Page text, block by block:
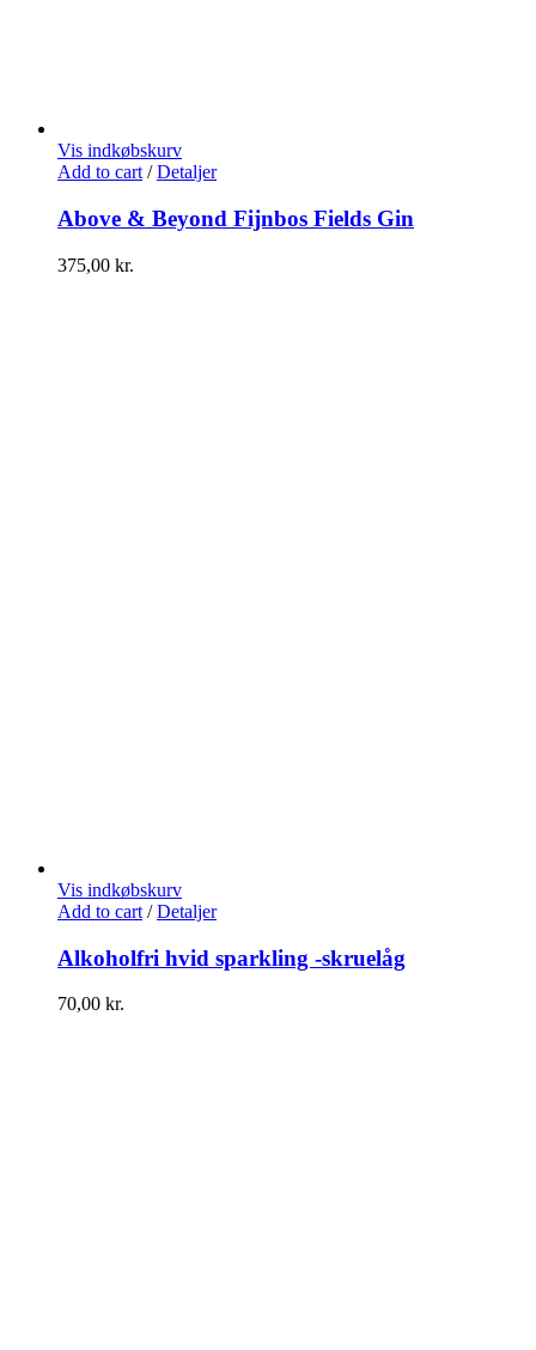
Vis indkøbskurv
Add to cart/ Detaljer
Above & Beyond Fijnbos Fields Gin
375,00 kr.
Vis indkøbskurv
Add to cart / Detaljer
Alkoholfri hvid sparkling -skruelåg
70,00 kr.